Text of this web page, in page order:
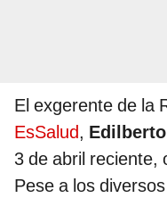
El exgerente de la
EsSalud,
3 de abril reciente,
Pese a los